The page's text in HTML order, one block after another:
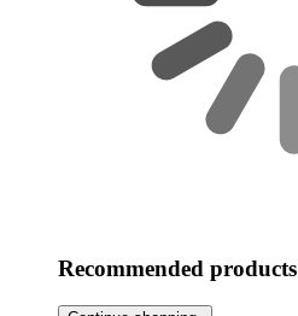
Recommended products